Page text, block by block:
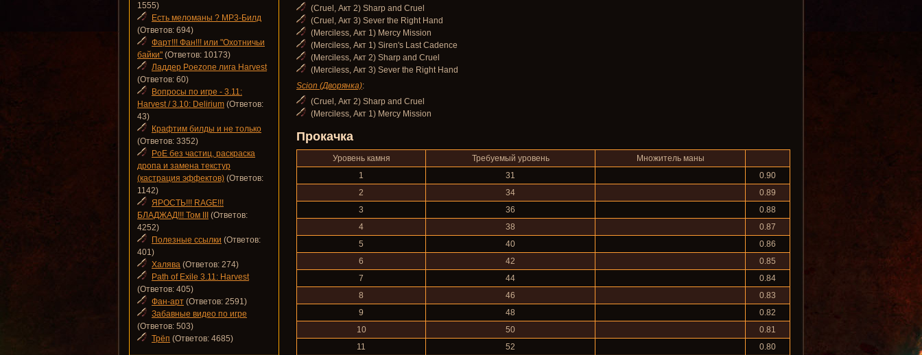
(Cruel, Акт 2) Sharp and Cruel
(Cruel, Акт 3) Sever the Right Hand
(Merciless, Акт 1) Mercy Mission
(Merciless, Акт 1) Siren's Last Cadence
(Merciless, Акт 2) Sharp and Cruel
(Merciless, Акт 3) Sever the Right Hand
Scion (Дворянка):
(Cruel, Акт 2) Sharp and Cruel
(Merciless, Акт 1) Mercy Mission
Прокачка
Уровень камня Требуемый уровень
Множитель маны
1
31
0.90
2
34
0.89
3
36
0.88
4
38
0.87
5
40
0.86
6
42
0.85
7
44
0.84
8
46
0.83
9
48
0.82
10
50
0.81
11
52
0.80
1555)
Есть меломаны ? MP3-Билд
(Ответов: 694)
Фарт!!! Фан!!! или "Охотничьи
байки" (Ответов: 10173)
Ладдер Poezone лига Harvest
(Ответов: 60)
Вопросы по игре - 3.11:
Harvest / 3.10: Delirium (Ответов:
43)
Крафтим билды и не только
(Ответов: 3352)
PoE без частиц, раскраска
дропа и замена текстур
(кастрация эффектов) (Ответов:
1142)
ЯРОСТЬ!!! RAGE!!!
БЛАДЖАД!!! Том III
(Ответов:
4252)
Полезные ссылки (Ответов:
401)
Халява (Ответов: 274)
Path of Exile 3.11: Harvest
(Ответов: 405)
Фан-арт (Ответов: 2591)
Забавные видео по игре
(Ответов: 503)
Трёп (Ответов: 4685)